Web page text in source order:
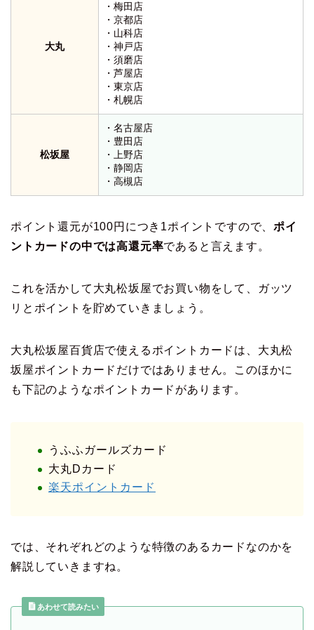
大丸
・梅田店
・京都店
・山科店
・神戸店
・須磨店
・芦屋店
・東京店
・札幌店
松坂屋
・名古屋店
・豊田店
・上野店
・静岡店
・高槻店
ポイント還元が100円につき1ポイントですので、ポイ
ントカードの中では高還元率であると言えます。
これを活かして大丸松坂屋でお買い物をして、ガッツ
リとポイントを貯めていきましょう。
大丸松坂屋百貨店で使えるポイントカードは、大丸松
坂屋ポイントカードだけではありません。このほかに
も下記のようなポイントカードがあります。
うふふガールズカード
大丸Dカード
楽天ポイントカード
では、それぞれどのような特徴のあるカードなのかを
解説していきますね。
あわせて読みたい